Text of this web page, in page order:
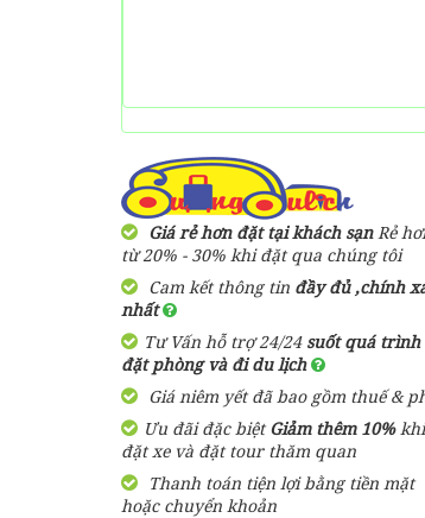
Giá rẻ hơn đặt tại khách sạnRẻ
từ 20% - 30% khi đặt qua chúng tôi
Cam kết thông tin đầy đủ ,chính
nhất
Tư Vấn hỗ trợ 24/24 suốt quá trình
đặt phòng và đi du lịch
Giá niêm yết đã bao gồm thuế &
Ưu đãi đặc biệtGiảm thêm 10%khi
đặt xe và đặt tour thăm quan
Thanh toán tiện lợi bằng tiền mặt
hoặc chuyển khoản